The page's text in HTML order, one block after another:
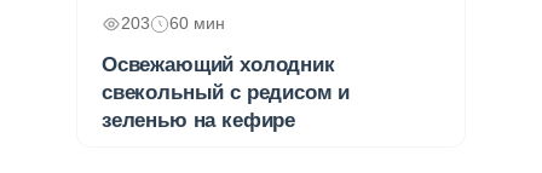
203 60 мин
Освежающий холодник
свекольный с редисом и
зеленью на кефире